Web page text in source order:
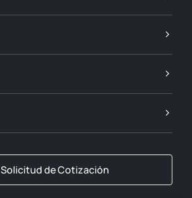
Solicitud de Cotización